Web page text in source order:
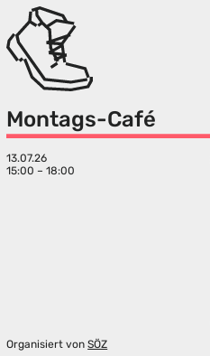
Montags-Café
13.07.26
15:00 – 18:00
Organisiert vonSÖZ